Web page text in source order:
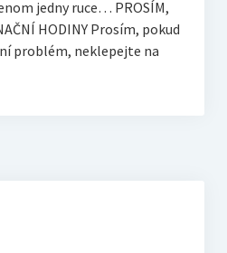
jedny ruce… PROSÍM,
HODINY Prosím, pokud
problém, neklepejte na